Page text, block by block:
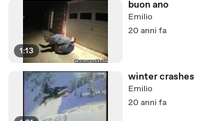
1:13
buon ano
Emilio
20 anni fa
winter crashes
Emilio
20 anni fa